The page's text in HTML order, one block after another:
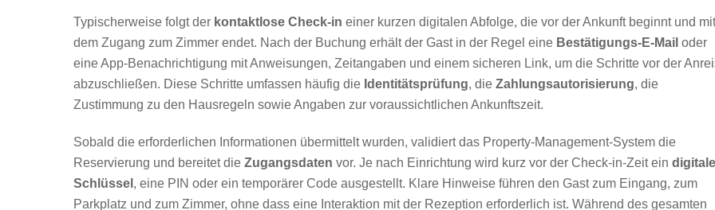
Typischerweise folgt der kontaktlose Check-in einer kurzen digitalen Abfolge, die vor der Ankunft beginnt und mit
dem Zugang zum Zimmer endet. Nach der Buchung erhält der Gast in der Regel eine Bestätigungs-E-Mail oder
eine App-Benachrichtigung mit Anweisungen, Zeitangaben und einem sicheren Link, um die Schritte vor der
abzuschließen. Diese Schritte umfassen häufig die Identitätsprüfung, die Zahlungsautorisierung, die
Zustimmung zu den Hausregeln sowie Angaben zur voraussichtlichen Ankunftszeit.
Sobald die erforderlichen Informationen übermittelt wurden, validiert das Property-Management-System die
Reservierung und bereitet die Zugangsdaten vor. Je nach Einrichtung wird kurz vor der Check-in-Zeit ein
Schlüssel , eine PIN oder ein temporärer Code ausgestellt. Klare Hinweise führen den Gast zum Eingang, zum
Parkplatz und zum Zimmer, ohne dass eine Interaktion mit der Rezeption erforderlich ist. Während des gesamten